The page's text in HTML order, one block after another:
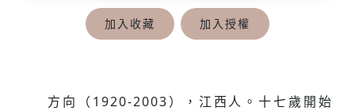
加入收藏 加入授權
方向（1920-2003），江西人。十七歲開始